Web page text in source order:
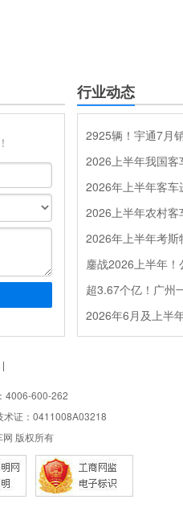
行业动态
2026上半年我国
2026上半年农村
|
4006-600-262
术证：0411008A03218
版权所有